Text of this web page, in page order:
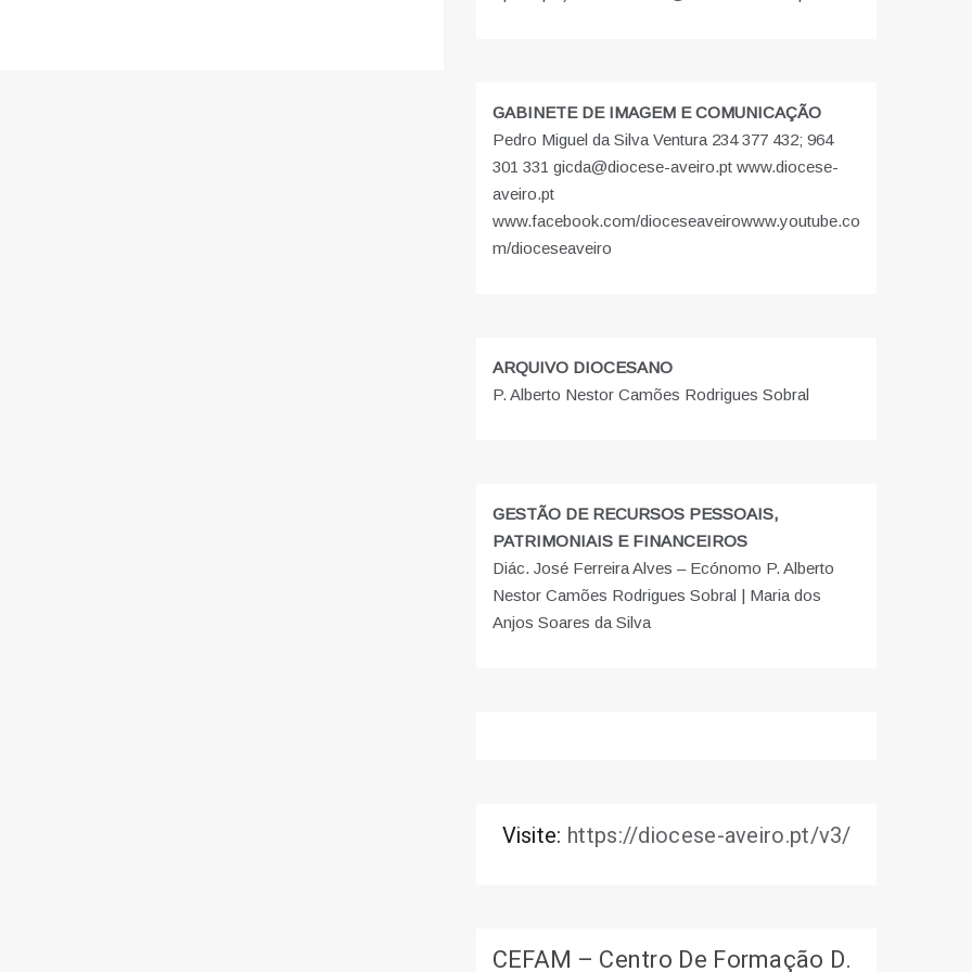
GABINETE DE IMAGEM E COMUNICAÇÃO
Pedro Miguel da Silva Ventura 234 377 432; 964
301 331 gicda@diocese-aveiro.pt www.diocese-
aveiro.pt
www.facebook.com/dioceseaveirowww.youtube.co
m/dioceseaveiro
ARQUIVO DIOCESANO
P. Alberto Nestor Camões Rodrigues Sobral
GESTÃO DE RECURSOS PESSOAIS,
PATRIMONIAIS E FINANCEIROS
Diác. José Ferreira Alves – Ecónomo P. Alberto
Nestor Camões Rodrigues Sobral | Maria dos
Anjos Soares da Silva
Visite: https://diocese-aveiro.pt/v3/
CEFAM – Centro De Formação D.